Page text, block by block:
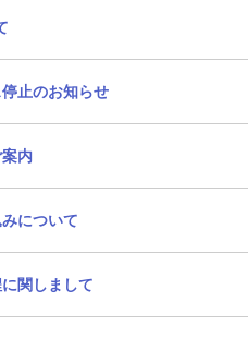
止のお知らせ
内
について
関しまして